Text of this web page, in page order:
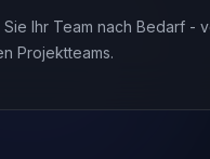
Ihr Team nach Bedarf -
Projektteams.